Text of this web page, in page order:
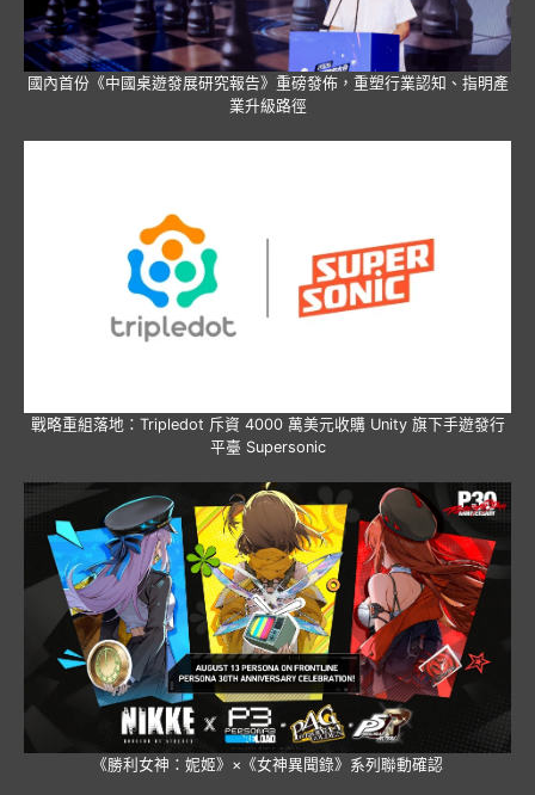
國內首份《中國桌遊發展研究報告》重磅發佈，重塑行業認知、指明產
業升級路徑
戰略重組落地：Tripledot 斥資 4000 萬美元收購 Unity 旗下手遊發行
平臺 Supersonic
《勝利女神：妮姬》×《女神異聞錄》系列聯動確認